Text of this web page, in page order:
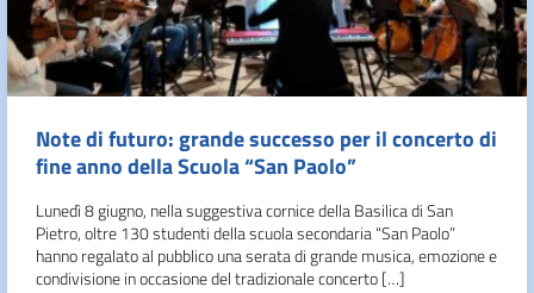
Note di futuro: grande successo per il concerto di
fine anno della Scuola “San Paolo”
Lunedì 8 giugno, nella suggestiva cornice della Basilica di San
Pietro, oltre 130 studenti della scuola secondaria “San Paolo”
hanno regalato al pubblico una serata di grande musica, emozione e
condivisione in occasione del tradizionale concerto […]